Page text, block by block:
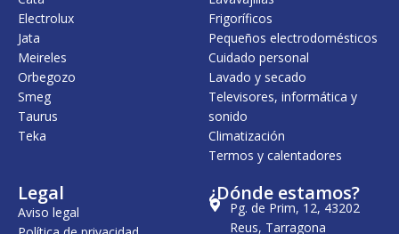
Electrolux
Jata
Meireles
Orbegozo
Smeg
Taurus
Teka
Frigoríficos
Pequeños electrodomésticos
Cuidado personal
Lavado y secado
Televisores, informática y
sonido
Climatización
Termos y calentadores
Legal
Aviso legal
¿Dónde estamos?
Pg. de Prim, 12, 43202
Reus, Tarragona